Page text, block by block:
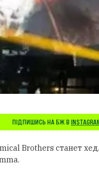
ПІДПИШИСЬ НА БЖ В
Brothers станет